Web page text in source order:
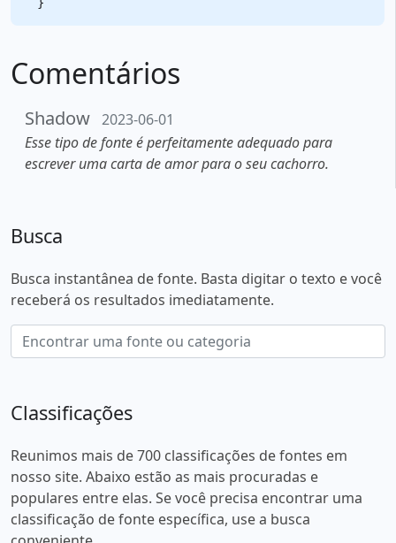
Comentários
Shadow 2023-06-01
Esse tipo de fonte é perfeitamente adequado para
escrever uma carta de amor para o seu cachorro.
Busca
Busca instantânea de fonte. Basta digitar o texto e você
receberá os resultados imediatamente.
Classificações
Reunimos mais de 700 classificações de fontes em
nosso site. Abaixo estão as mais procuradas e
populares entre elas. Se você precisa encontrar uma
classificação de fonte específica, use a busca